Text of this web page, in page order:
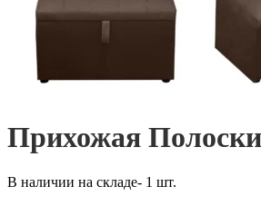
Прихожая
В наличии на складе- 1 шт.